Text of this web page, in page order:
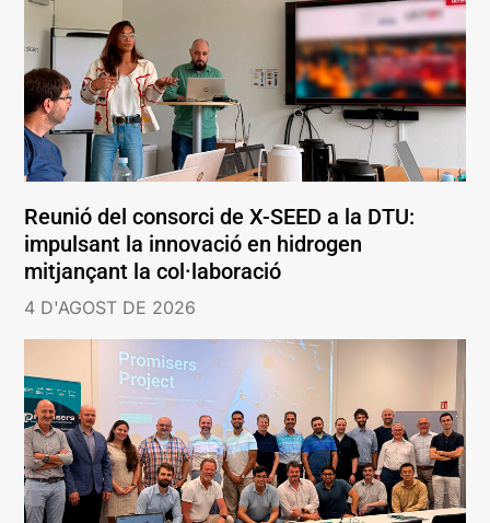
Reunió del consorci de X-SEED a la DTU:
impulsant la innovació en hidrogen
mitjançant la col·laboració
4 D'AGOST DE 2026